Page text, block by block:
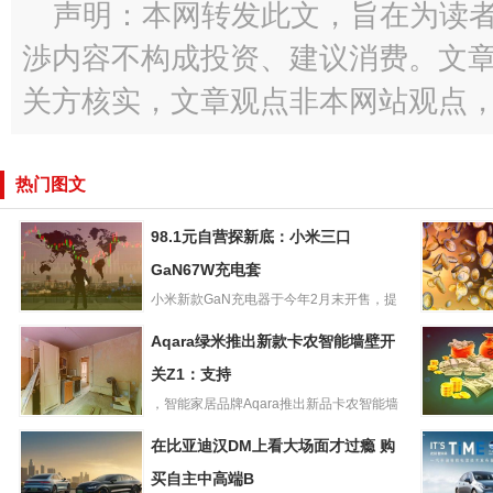
声明：本网转发此文，旨在为读
渉内容不构成投资、建议消费。文
关方核实，文章观点非本网站观点
热门图文
98.1元自营探新
底：小米三口
GaN67W充电套
98.1元自营探新底：小米三口
GaN67W充电套
小米新款GaN充电器于今年2月末开售，提
《英雄联
服13.11
再支持32
Aqara绿米推出新
款卡农智能墙壁
开关Z1：支持
Aqara绿米推出新款卡农智能墙壁开
关Z1：支持
，智能家居品牌Aqara推出新品卡农智能墙
金士顿也
局：2TB
699元大
在比亚迪汉DM上看大场面才过瘾 购
买自主中高端B